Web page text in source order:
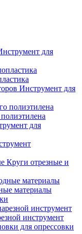
для
Инструмент для
для
Круги отрезные и
материалы
инструмент
для опрессовки